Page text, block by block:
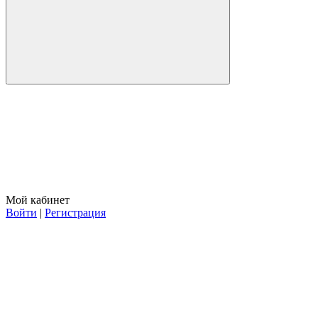
Мой кабинет
Войти | Регистрация